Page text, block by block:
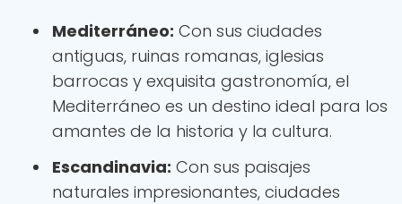
Mediterráneo: Con sus ciudades
antiguas, ruinas romanas, iglesias
barrocas y exquisita gastronomía, el
Mediterráneo es un destino ideal para los
amantes de la historia y la cultura.
Escandinavia: Con sus paisajes
naturales impresionantes, ciudades